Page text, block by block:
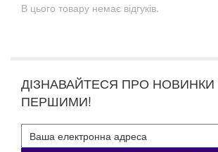
В цього товару немає відгуків.
ДІЗНАВАЙТЕСЯ ПРО НОВИНКИ
ПЕРШИМИ!